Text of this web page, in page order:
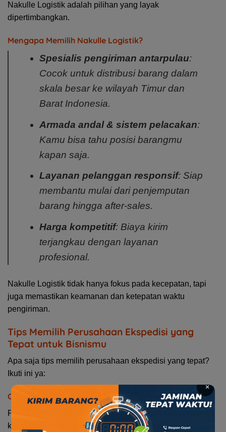
Nakulle Logistik adalah pilihan yang layak
dipertimbangkan.
Mengapa Memilih Nakulle Logistik?
Spesialis pengiriman antarpulau:
Cocok untuk distribusi barang dalam
skala besar ke wilayah Timur dan
Barat Indonesia.
Armada andal & sistem pelacakan:
Kamu bisa tahu posisi barangmu
kapan saja.
Layanan pelanggan responsif: Siap
membantu mulai dari penjemputan
barang hingga after-sales.
Harga kompetitif: Biaya kirim
terjangkau dengan layanan
profesional.
Nakulle Logistik tidak hanya fokus pada kecepatan, tapi
juga memastikan keamanan dan ketepatan waktu
pengiriman.
Tips Memilih Perusahaan Ekspedisi yang
Tepat untuk Bisnismu
Apa saja tips memilih perusahaan ekspedisi yang tepat?
Ikuti ini ya:
Cek Jangkauan Area
Pastikan ekspedisi bisa menjangkau lokasi target market
kamu, termasuk area pelosok jika diperlukan.
×